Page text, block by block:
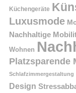
Küchengeräte
Luxusmode
Nachhaltige
Wohnen
Platzsparende
Schlafzimmergestaltung
Design